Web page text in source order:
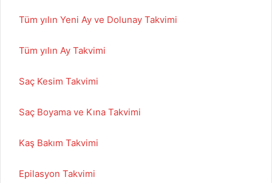
Tüm yılın Yeni Ay ve Dolunay Takvimi
Tüm yılın Ay Takvimi
Saç Kesim Takvimi
Saç Boyama ve Kına Takvimi
Kaş Bakım Takvimi
Epilasyon Takvimi